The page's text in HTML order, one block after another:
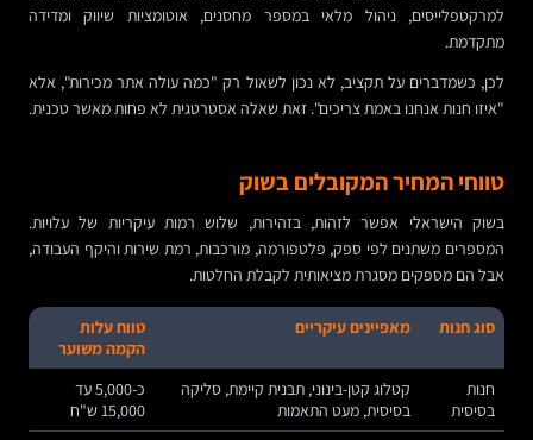
למרקטפלייסים, ניהול מלאי במספר מחסנים, אוטומציות שיווק ומדידה
מתקדמת.
לכן, כשמדברים על תקציב, לא נכון לשאול רק "כמה עולה אתר מכירות", אלא
"איזו חנות אנחנו באמת צריכים". זאת שאלה אסטרטגית לא פחות מאשר טכנית.
טווחי המחיר המקובלים בשוק
בשוק הישראלי אפשר לזהות, בזהירות, שלוש רמות עיקריות של עלויות.
המספרים משתנים לפי ספק, פלטפורמה, מורכבות, רמת שירות והיקף העבודה,
אבל הם מספקים מסגרת מציאותית לקבלת החלטות.
סוג חנות מאפיינים עיקריים
טווח עלות
הקמה משוער
חנות
בסיסית
קטלוג קטן-בינוני, תבנית קיימת, סליקה
בסיסית, מעט התאמות
כ-5,000 עד
15,000 ש"ח